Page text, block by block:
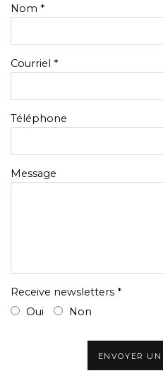
Nom *
Courriel *
Téléphone
Message
Receive newsletters *
Oui
Non
ENVOYER